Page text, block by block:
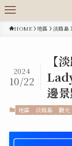
HOME 地區 淡路島
【
邊
2024
10/22
地區 淡路島 觀光